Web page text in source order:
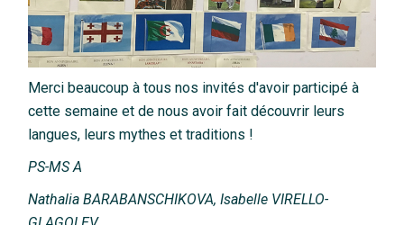
Merci beaucoup à tous nos invités d'avoir participé à
cette semaine et de nous avoir fait découvrir leurs
langues, leurs mythes et traditions !
PS-MS A
Nathalia BARABANSCHIKOVA,Isabelle VIRELLO-